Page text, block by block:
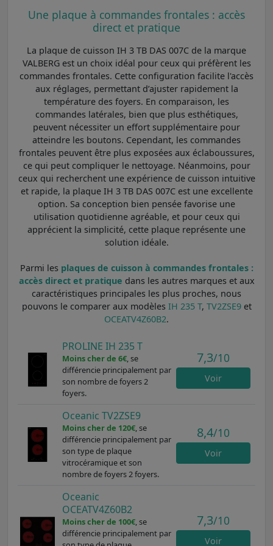
Une plaque à commandes frontales : accès
direct et pratique
La plaque de cuisson IH 3 TB DAS 007C de la marque
VALBERG est un choix idéal pour ceux qui préfèrent les
commandes frontales. Cette configuration facilite l'accès
aux réglages, permettant d’ajuster rapidement la
température des foyers. En comparaison, les
commandes latérales, bien que plus esthétiques,
peuvent nécessiter un effort supplémentaire pour
atteindre les boutons. Cependant, les commandes
frontales peuvent être plus exposées aux éclaboussures,
ce qui peut compliquer le nettoyage. Néanmoins, pour
ceux qui recherchent une expérience de cuisson intuitive
et rapide, la plaque IH 3 TB DAS 007C est une excellente
option. Sa conception bien pensée favorise une
utilisation quotidienne agréable, et pour ceux qui
apprécient la simplicité, cette plaque représente une
solution idéale.
Parmi les plaques de cuisson à commandes frontales :
accès direct et pratique dans les autres marques et aux
caractéristiques principales les plus proches, nous
pouvons le comparer aux modèles IH 235 T, TV2ZSE9et
OCEATV4Z60B2.
PROLINE IH 235 T
Moins cher de 6€, se
différencie principalement par
son nombre de foyers 2
foyers.
7,3/10
Voir
Oceanic TV2ZSE9
Moins cher de 120€, se
différencie principalement par
son type de plaque
vitrocéramique et son
nombre de foyers 2 foyers.
8,4/10
Voir
Oceanic
OCEATV4Z60B2
Moins cher de 100€, se
différencie principalement par
7,3/10
Voir